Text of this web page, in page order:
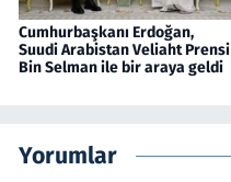
Cumhurbaşkanı Erdoğan,
Suudi Arabistan Veliaht Prensi
Bin Selman ile bir araya geldi
Yorumlar